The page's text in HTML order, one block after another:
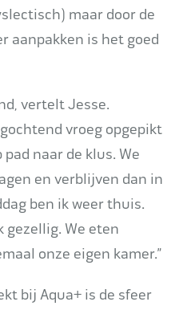
maar door de
aanpakken is het goed
vertelt Jesse.
vroeg opgepikt
naar de klus. We
en verblijven dan in
ben ik weer thuis.
gezellig. We eten
onze eigen kamer.”
bij Aqua+ is de sfeer